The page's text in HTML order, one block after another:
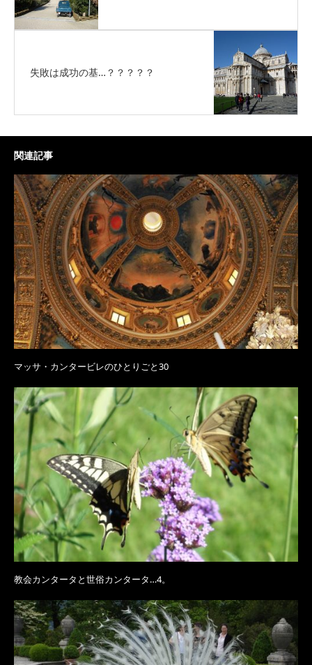
失敗は成功の基…？？？？？
関連記事
マッサ・カンタービレのひとりごと30
教会カンタータと世俗カンタータ…4。